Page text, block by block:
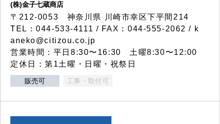
(株)金子七蔵商店
〒212-0053 神奈川県 川崎市幸区下平間214
TEL：044-533-4111 / FAX：044-555-2062 / k
aneko@citizou.co.jp
営業時間：平日8:30〜16:30 土曜8:30〜12:00
定休日：第1土曜・日曜・祝祭日
販売可 工事・取付可